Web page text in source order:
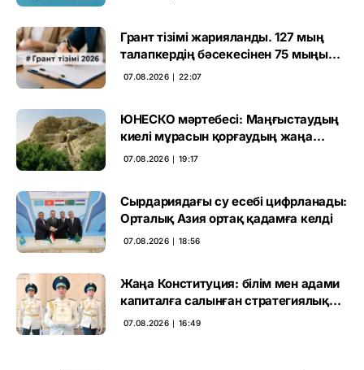
Грант тізімі жарияланды. 127 мың
талапкердің бәсекесінен 75 мыңы
өтті
07.08.2026 ∣ 22:07
ЮНЕСКО мәртебесі: Маңғыстаудың
киелі мұрасын қорғаудың жаңа
кезеңі басталды
07.08.2026 ∣ 19:17
Сырдариядағы су есебі цифрланады:
Орталық Азия ортақ қадамға келді
07.08.2026 ∣ 18:56
Жаңа Конституция: білім мен адами
капиталға салынған стратегиялық
негіз
07.08.2026 ∣ 16:49